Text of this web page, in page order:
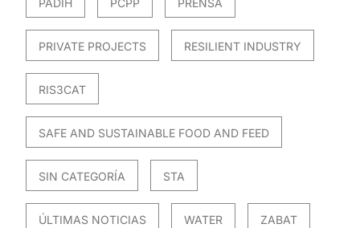
PADIH PCPP PRENSA
PRIVATE PROJECTS RESILIENT INDUSTRY
RIS3CAT
SAFE AND SUSTAINABLE FOOD AND FEED
SIN CATEGORÍA STA
ÚLTIMAS NOTICIAS WATER ZABAT